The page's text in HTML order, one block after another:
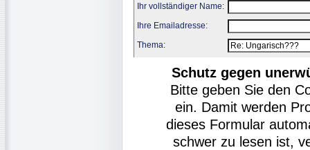
Ihr vollständiger Name:
Ihre Emailadresse:
Thema:
Schutz gegen
Bitte geben Sie den
ein. Damit werden
dieses Formular
schwer zu lesen ist,